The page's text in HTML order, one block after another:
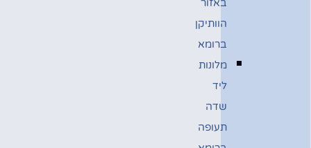
באזור
הוותיקן
ברומא
מלונות
ליד
שדה
תעופה